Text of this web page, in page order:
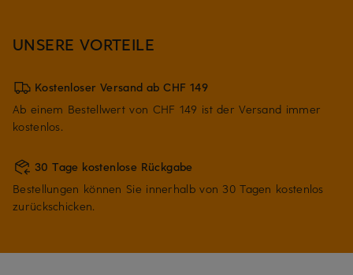
UNSERE VORTEILE
Kostenloser Versand ab CHF 149
Ab einem Bestellwert von CHF 149 ist der Versand immer
kostenlos.
30 Tage kostenlose Rückgabe
Bestellungen können Sie innerhalb von 30 Tagen kostenlos
zurückschicken.